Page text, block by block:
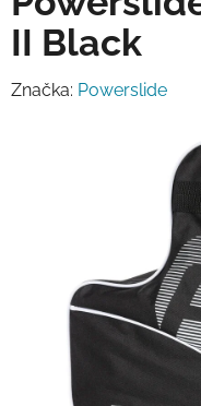
II Black
Značka: Powerslide